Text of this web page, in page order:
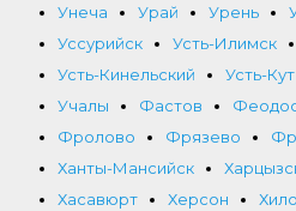
Унеча
Урай Урень
Уссурийск
Усть-Илимск
Усть-Кинельский
Усть-Кут
Учалы
Фастов
Фролово
Фрязево
Ханты-Мансийск
Хасавюрт
Херсон